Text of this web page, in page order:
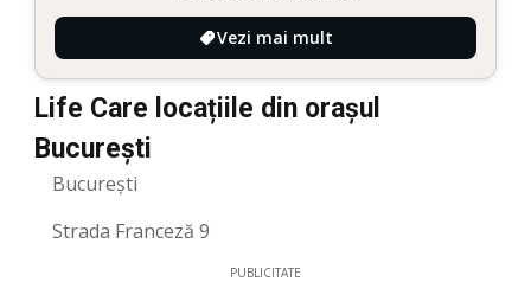
Vezi mai mult
Life Care locațiile din orașul
București
București
Strada Franceză 9
PUBLICITATE